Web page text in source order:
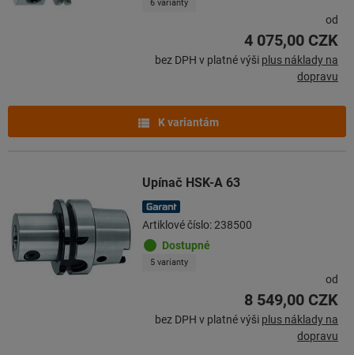
6 varianty
od
4 075,00 CZK
bez DPH v platné výši plus náklady na
dopravu
K variantám
Upínač HSK-A 63
Artiklové číslo: 238500
Dostupné
5 varianty
od
8 549,00 CZK
bez DPH v platné výši plus náklady na
dopravu